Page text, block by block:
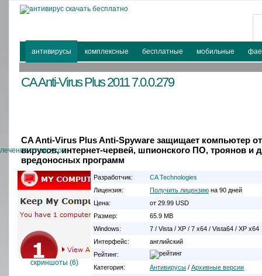
антивирусы комплексные бесплатные мобильные
CA Anti-Virus Plus 2011 7.0.0.279
CA Anti-Virus Plus Anti-Spyware защищает компьютер от
вирусов, интернет-червей, шпионского ПО, троянов и
вредоносных программ
cкриншоты (6)
Разработчик:
CA Technologies
Лицензия:
Получить лицензию на 90 дней
Цена:
от 29.99 USD
Размер:
65.9 MB
Windows:
7 / Vista / XP / 7 x64 / Vista64 / XP x64
Интерфейс:
английский
Рейтинг:
Категория:
Антивирусы / Архивные версии